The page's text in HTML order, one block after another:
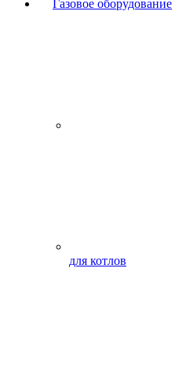
Газовое оборудование
для котлов